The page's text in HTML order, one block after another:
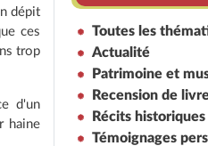
dépit
ces
trop
d'un
haine
Toutes les
Actualité
Patrimoine et
Recension de
Récits historiques
Témoignages